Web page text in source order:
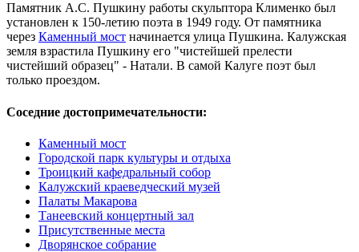
Памятник А.С. Пушкину работы скульптора Клименко был
установлен к 150-летию поэта в 1949 году. От памятника
через Каменный мост начинается улица Пушкина. Калужская
земля взрастила Пушкину его "чистейшей прелести
чистейший образец" - Натали. В самой Калуге поэт был
только проездом.
Соседние достопримечательности:
Каменный мост
Городской парк культуры и отдыха
Троицкий кафедральный собор
Калужский краеведческий музей
Палаты Макарова
Танеевский концертный зал
Присутственные места
Дворянское собрание